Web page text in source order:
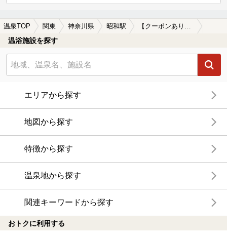
温泉TOP 関東 神奈川県 昭和駅 【クーポンあり】昭和駅近くの温泉宿・温泉旅館・ホテルおすすめ(2026年版)
温浴施設を探す
エリアから探す
地図から探す
特徴から探す
温泉地から探す
関連キーワードから探す
おトクに利用する